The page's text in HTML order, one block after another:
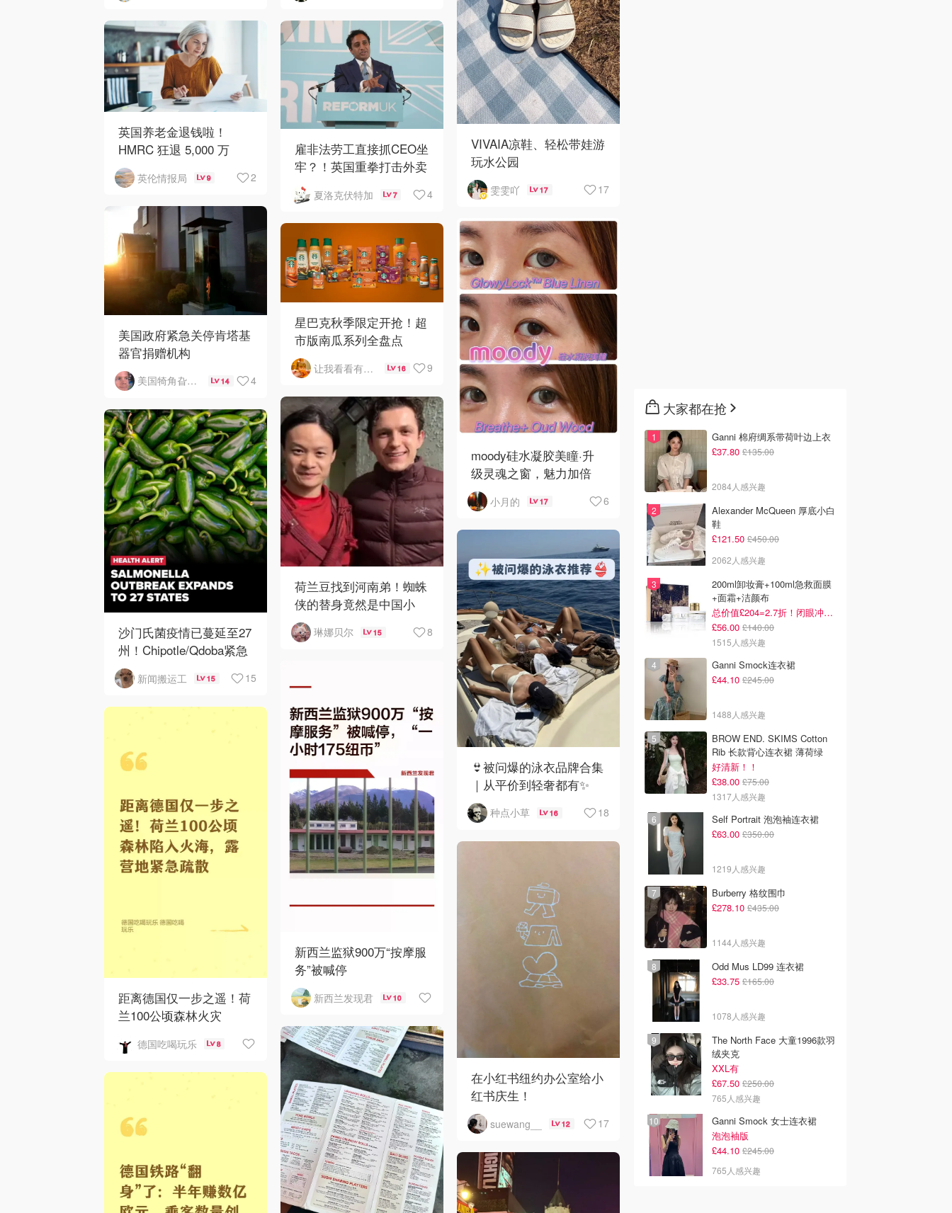
VIVAIA凉鞋、轻松带娃游
玩水公园
雯雯吖 17 17
英国养老金退钱啦！
HMRC 狂退 5,000 万
镑，人均可领 £4,000！
英伦情报局 9 2
雇非法劳工直接抓CEO坐
牢？！英国重拳打击外卖
平台黑工
夏洛克伏特加 7 4
美国政府紧急关停肯塔基
器官捐赠机构
美国犄角旮旯新鲜事 14 4
moody硅水凝胶美瞳·升
级灵魂之窗，魅力加倍
小月的 17 6
星巴克秋季限定开抢！超
市版南瓜系列全盘点
让我看看有啥好吃的 16 9
荷兰豆找到河南弟！蜘蛛
侠的替身竟然是中国小
哥？！
琳娜贝尔 15 8
沙门氏菌疫情已蔓延至27
州！Chipotle/Qdoba紧急
下架辣椒
新闻搬运工 15 15
👙被问爆的泳衣品牌合集
｜从平价到轻奢都有✨
种点小草 16 18
新西兰监狱900万“按摩服
务”被喊停
新西兰发现君 10
距离德国仅一步之遥！荷
兰100公顷森林火灾
德国吃喝玩乐 8
在小红书纽约办公室给小
红书庆生！
suewang__ 12 17
大家都在抢
Ganni 棉府绸系带荷叶边上衣
£37.80 £135.00
2084人感兴趣
Alexander McQueen 厚底小白
鞋
£121.50 £450.00
2062人感兴趣
200ml卸妆膏+100ml急救面膜
+面霜+洁颜布
总价值£204=2.7折！闭眼冲这套！
£56.00 £140.00
1515人感兴趣
Ganni Smock连衣裙
£44.10 £245.00
1488人感兴趣
BROW END. SKIMS Cotton
Rib 长款背心连衣裙 薄荷绿
好清新！！
£38.00 £75.00
1317人感兴趣
Self Portrait 泡泡袖连衣裙
£63.00 £350.00
1219人感兴趣
Burberry 格纹围巾
£278.10 £435.00
1144人感兴趣
Odd Mus LD99 连衣裙
£33.75 £165.00
1078人感兴趣
The North Face 大童1996款羽
绒夹克
XXL有
£67.50 £250.00
765人感兴趣
Ganni Smock 女士连衣裙
泡泡袖版
£44.10 £245.00
765人感兴趣